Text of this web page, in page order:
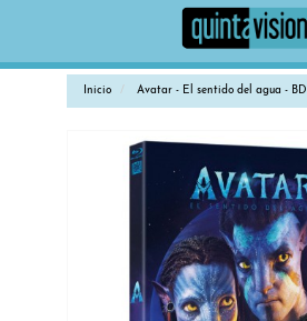
Inicio Avatar - El sentido del agua - BD